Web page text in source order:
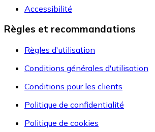
Accessibilité
Règles et recommandations
Règles d'utilisation
Conditions générales d'utilisation
Conditions pour les clients
Politique de confidentialité
Politique de cookies